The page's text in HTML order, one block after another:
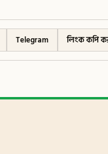
Telegram লিংক কপি